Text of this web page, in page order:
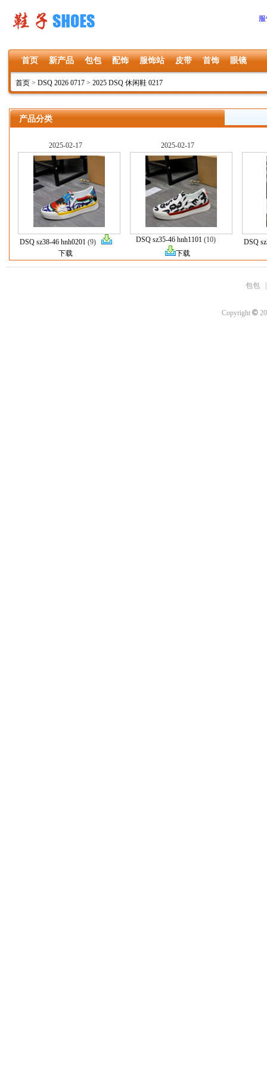
首页 新产品 包包 配饰 服饰站 皮带 首饰 眼镜
首页 > DSQ 2026 0717 > 2025 DSQ 休闲鞋 0217
产品分类
2025-02-17
DSQ sz38-46 hnh0201(9)
下载
2025-02-17
DSQ sz35-46 hnh1101 (10)
下载
DSQ
包包
Copyright ©